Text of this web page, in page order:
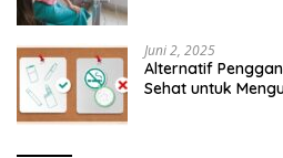
Juni 2, 2025
Alternatif
Sehat untuk